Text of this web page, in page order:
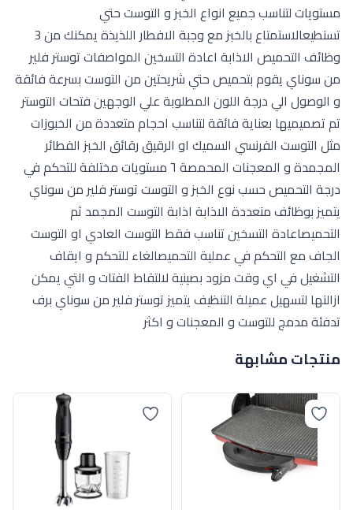
مستويات لتناسب جميع انواع الخبز و التوست حتي
تستطيعالاستمتاع بالخبز مع وجبة الافطار اللذيذة يمكنك من 3
وظائف التحميص الاذابة اعادة التسخين المواصفات توستر فلير
من سوناي يقوم بتحميص حتي شريحتين من التوست بسرعة فائقة
و الوصول الي درجة اللون المطلوبة علي الوجهين فتحات التوستر
تم تصميميها بعناية فائقة لتناسب احجام متعددة من الخبوزات
مثل التوست الفرنسي السميك او الرقيق رقائق الخبز الفطائر
المجمدة و المعجنات المحمصة ٦ مستويات مختلفة للتحكم في
درجة التحميص حسب نوع الخبز و التوست توستر فلير من سوناي
يتميز بوظائف متعددة الاذابة اذابة التوست المجمد ثم
التحميصاعادة التسخين تناسب فقط التوست العادي او التوست
الجاف مع التحكم في عملية التحميصالغاء للتحكم و ايقاف
التشغيل في اي وقت مزود بصينية لالتقاط الفتات و التي يمكن
ازالتها لتسهيل عميلة التنظيف يتميز توستر فلير من سوناي برف
تدفئة مدمج للتوست و المعجنات و اكثر
منتجات مشابهة